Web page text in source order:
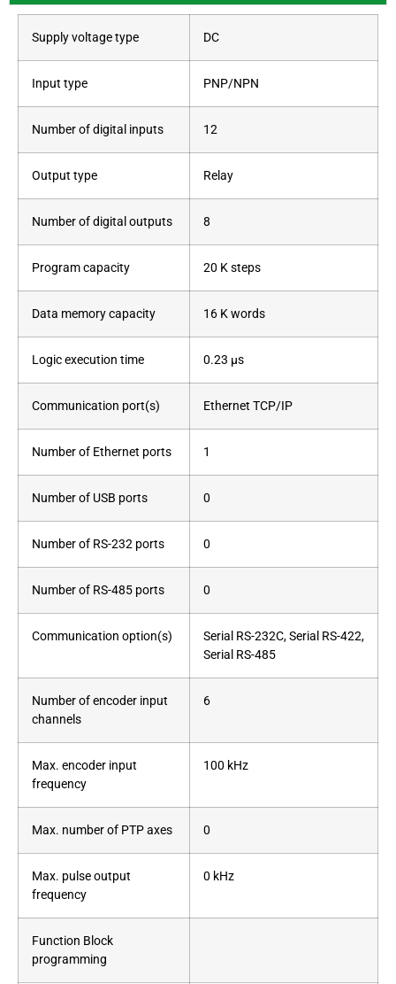
Supply voltage type DC
Input type PNP/NPN
Number of digital inputs 12
Output type Relay
Number of digital outputs 8
Program capacity 20 K steps
Data memory capacity 16 K words
Logic execution time 0.23 µs
Communication port(s) Ethernet TCP/IP
Number of Ethernet ports 1
Number of USB ports 0
Number of RS-232 ports 0
Number of RS-485 ports 0
Communication option(s)
Serial RS-232C, Serial RS-422,
Serial RS-485
Number of encoder input
channels
6
Max. encoder input
frequency
100 kHz
Max. number of PTP axes 0
Max. pulse output
frequency
0 kHz
Function Block
programming